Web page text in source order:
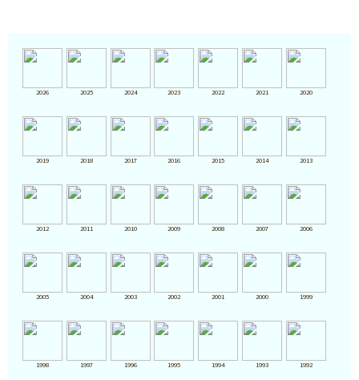
2026 2025 2024 2023 2022 2021 2020
2019 2018 2017 2016 2015 2014 2013
2012 2011 2010 2009 2008 2007 2006
2005 2004 2003 2002 2001 2000 1999
1998 1997 1996 1995 1994 1993 1992